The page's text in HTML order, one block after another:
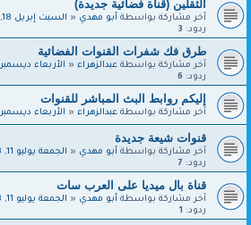
الثقلين (قناة فضائية جديدة)
آخر مشاركة بواسطةأبو مهدي« السبت إبريل 18, 2009 10:18 am
ردود: 3
طرق فك شفرات القنوات الفضائية
آخر مشاركة بواسطةعبدالزهراء« الأربعاء ديسمبر 31, 2008 12:58 am
ردود: 6
إليكم روابط البث المباشر للقنوات
آخر مشاركة بواسطةعبدالزهراء« الأربعاء ديسمبر 31, 2008 12:38 am
قنوات شيعة جديدة
آخر مشاركة بواسطةأبو مهدي« الجمعة يوليو 11, 2008 1:20 am
ردود: 7
قناة بال ميديا على العرب سات
آخر مشاركة بواسطةأبو مهدي« الجمعة يوليو 11, 2008 1:18 am
ردود: